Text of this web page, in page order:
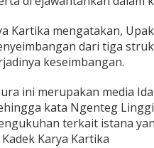
Kartika mengatakan,
dari tiga
keseimbangan.
ini merupakan media
kata Ngenteg
terkait istana
Karya Kartika